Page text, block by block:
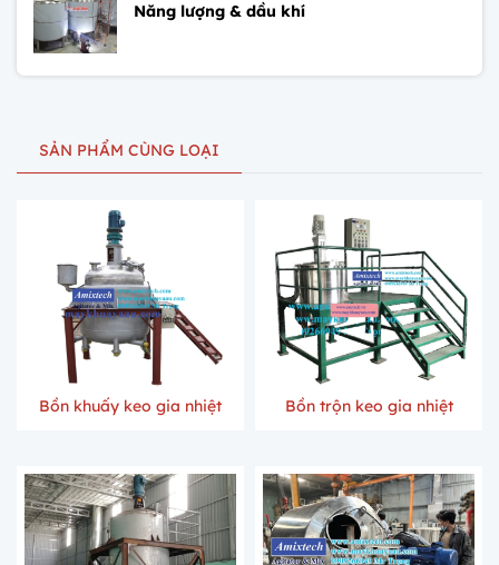
Năng lượng & dầu khí
SẢN PHẨM CÙNG LOẠI
Bồn khuấy keo gia nhiệt Bồn trộn keo gia nhiệt